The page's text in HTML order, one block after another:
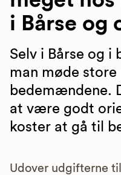
i Bårse og
Selv i Bårse og i
man møde
bedemændene.
at være godt
koster at gå til
Udover udgifterne